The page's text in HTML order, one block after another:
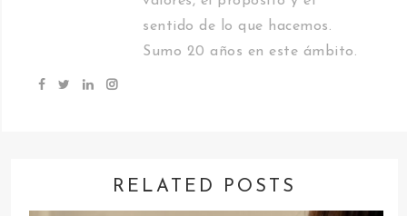
sentido de lo que hacemos.
Sumo 20 años en este ámbito.
RELATED POSTS